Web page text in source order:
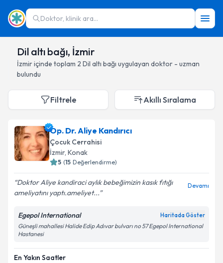
Doktor, klinik ara...
Dil altı bağı, İzmir
İzmiriçinde toplam 2 Dil altı bağı uygulayan doktor - uzman
bulundu
Filtrele Akıllı Sıralama
Op. Dr. Aliye Kandırıcı
Çocuk Cerrahisi
İzmir, Konak
5 (15 Değerlendirme)
Doktor Aliye kandiraci aylık bebeğimizin kasık fıtığı
ameliyatını yaptı.ameliyet...
Devamı
Egepol International Haritada Göster
Güneşli mahallesi Halide Edip Adıvar bulvarı no 57 Egepol International
Hastanesi
En Yakın Saatler